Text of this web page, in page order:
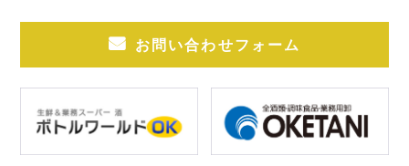
お問い合わせフォーム